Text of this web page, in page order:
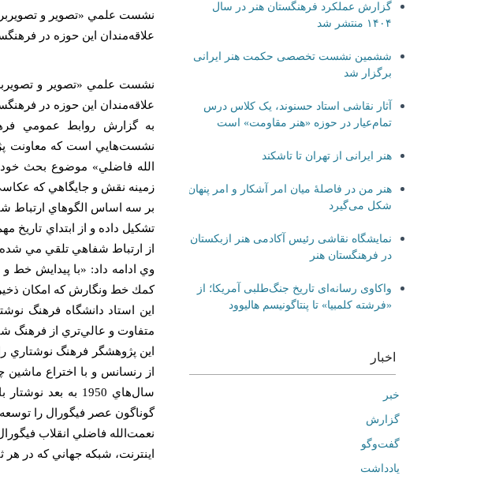
نشست علمي «تصوير و
علاقه‌مندان اين حوزه در
نشست علمي «تصوير و
علاقه‌مندان اين حوزه در
به گزارش روابط عمومي
نشست‌هايي است كه معاونت
الله فاضلي» موضوع بحث خود
زمينه نقش و جايگاهي كه
بر سه اساس الگوهاي ارتباط
تشكيل داده و از ابتداي تاريخ
از ارتباط شفاهي تلقي مي
وي ادامه داد: «با پيدايش خط
كمك خط ونگارش كه امكان
اين استاد دانشگاه فرهنگ
متفاوت و عالي‌تري از فرهنگ
اين پژوهشگر فرهنگ نوشتاري
از رنسانس و با اختراع ماشين
سال‌هاي 1950 به
گوناگون عصر فيگورال را توسعه
نعمت‌الله فاضلي انقلاب
اينترنت، شبكه جهاني كه در هر
گزارش عملکرد فرهنگستان هنر در سال
۱۴۰۴ منتشر شد
ششمین نشست تخصصی حکمت هنر ایرانی
برگزار شد
آثار نقاشی استاد حسنوند، یک کلاس درس
تمام‌عیار در حوزه «هنر مقاومت» است
هنر ایرانی از تهران تا تاشکند
هنر من در فاصلۀ میان امر آشکار و امر پنهان
شکل می‌گیرد
نمایشگاه نقاشی رئیس آکادمی هنر ازبکستان
در فرهنگستان هنر
واکاوی رسانه‌ای تاریخ جنگ‌طلبی آمریکا؛ از
«فرشته کلمبیا» تا پنتاگونیسم هالیوود
اخبار
خبر
گزارش
گفت‌وگو
یادداشت